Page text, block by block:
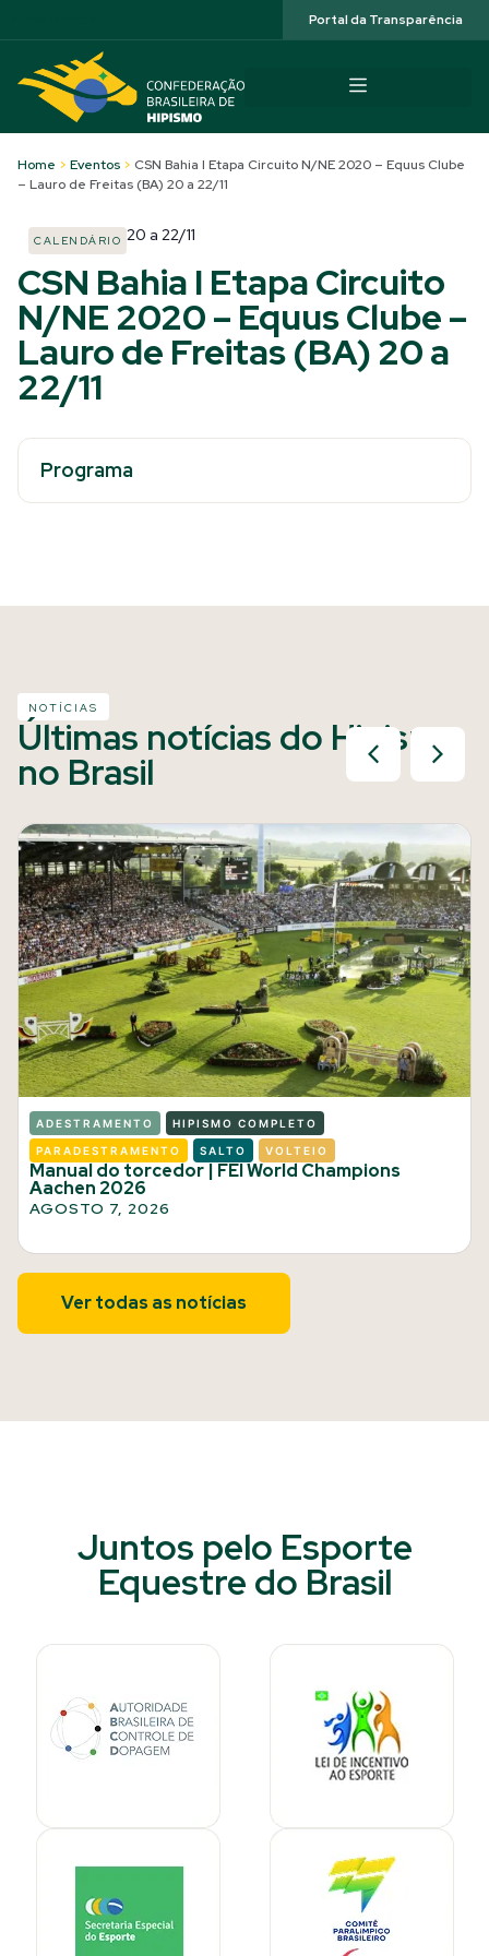
Portal da Transparência
Home > Eventos > CSN Bahia I Etapa Circuito N/NE 2020 – Equus Clube
– Lauro de Freitas (BA) 20 a 22/11
CALENDÁRIO 20 a 22/11
CSN Bahia I Etapa Circuito
N/NE 2020 – Equus Clube –
Lauro de Freitas (BA) 20 a
22/11
Programa
NOTÍCIAS
Últimas notícias do Hipismo
no Brasil
ADESTRAMENTO HIPISMO COMPLETO
PARADESTRAMENTO SALTO VOLTEIO
Manual do torcedor | FEI World Champions
Aachen 2026
AGOSTO 7, 2026
Ver todas as notícias
Juntos pelo Esporte
Equestre do Brasil​